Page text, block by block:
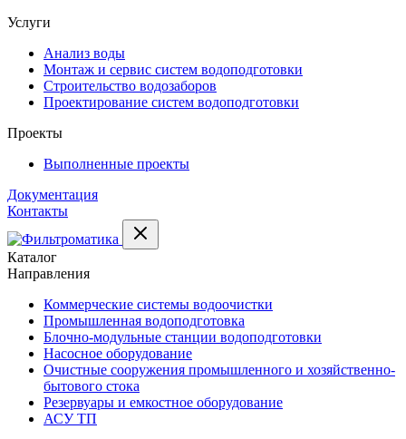
Услуги
Анализ воды
Монтаж и сервис систем водоподготовки
Строительство водозаборов
Проектирование систем водоподготовки
Проекты
Выполненные проекты
Документация
Контакты
Каталог
Направления
Коммерческие системы водоочистки
Промышленная водоподготовка
Блочно-модульные станции водоподготовки
Насосное оборудование
Очистные сооружения промышленного и хозяйственно-
бытового стока
Резервуары и емкостное оборудование
АСУ ТП